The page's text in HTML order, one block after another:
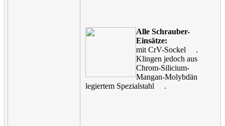
Alle Schrauber-
Einsätze:
mit CrV-Sockel
.
Klingen jedoch aus
Chrom-Silicium-
Mangan-Molybdän
legiertem Spezialstahl
.